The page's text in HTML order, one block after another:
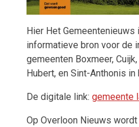
Hier Het Gemeentenieuws
informatieve bron voor de
gemeenten Boxmeer,
Hubert, en Sint-Anthonis in
De digitale link: gemeente
Op Overloon Nieuws